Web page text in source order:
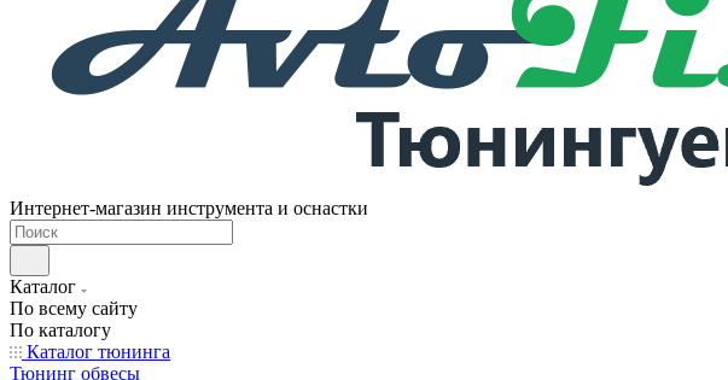
Интернет-магазин инструмента и оснастки
Каталог
По всему сайту
По каталогу
Каталог тюнинга
Тюнинг обвесы